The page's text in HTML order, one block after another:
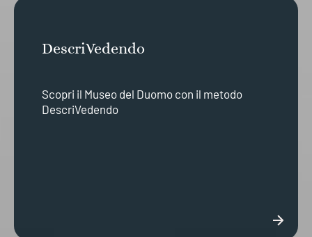
DescriVedendo
Scopri il Museo del Duomo con il metodo
DescriVedendo